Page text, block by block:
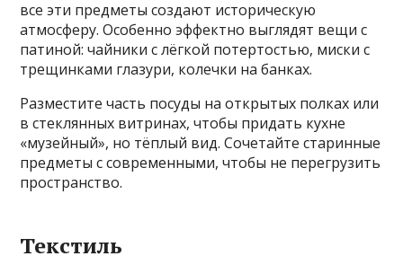
все эти предметы создают историческую
атмосферу. Особенно эффектно выглядят вещи с
патиной: чайники с лёгкой потертостью, миски с
трещинками глазури, колечки на банках.
Разместите часть посуды на открытых полках или
в стеклянных витринах, чтобы придать кухне
«музейный», но тёплый вид. Сочетайте старинные
предметы с современными, чтобы не перегрузить
пространство.
Текстиль